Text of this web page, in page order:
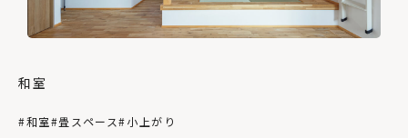
和室
#和室#畳スペース#小上がり